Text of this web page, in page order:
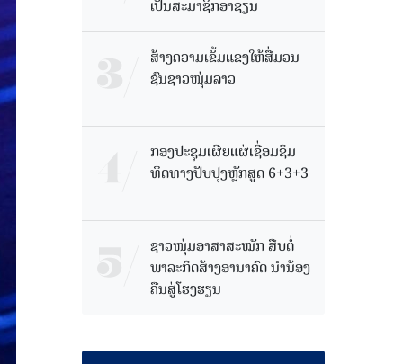
ເປັນສະມາຊິກອາຊຽນ
ສ້າງຄວາມເຂັ້ມແຂງໃຫ້ສື່ມວນ
ຊົນຊາວໜຸ່ມລາວ
ກອງປະຊຸມເຜີຍແຜ່ເຊື່ອມຊຶມ
ທິດທາງປັບປຸງຫຼັກສູດ 6+3+3
ຊາວໜຸ່ມອາສາສະໝັກ ສືບຕໍ່
ພາລະກິດສ້າງອານາຄົດ ນໍານ້ອງ
ຄືນສູ່ໂຮງຮຽນ